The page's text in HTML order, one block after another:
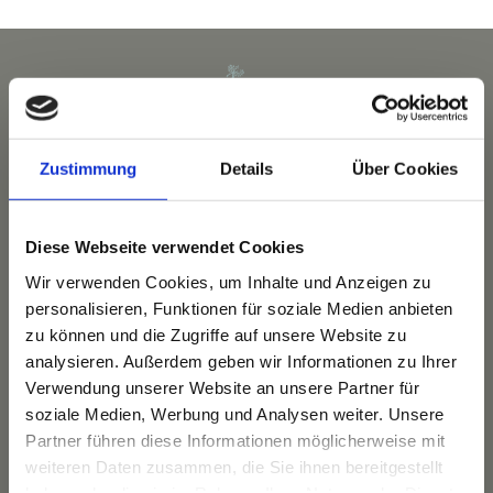
Zustimmung Details Über Cookies
Diese Webseite verwendet Cookies
Wir verwenden Cookies, um Inhalte und Anzeigen zu
personalisieren, Funktionen für soziale Medien anbieten
zu können und die Zugriffe auf unsere Website zu
analysieren. Außerdem geben wir Informationen zu Ihrer
Verwendung unserer Website an unsere Partner für
soziale Medien, Werbung und Analysen weiter. Unsere
Partner führen diese Informationen möglicherweise mit
weiteren Daten zusammen, die Sie ihnen bereitgestellt
ARRANGEMENTS
Das Hotel
Ihre Gastgeber
Unsere Tradition
Das Bauernhaus
Unser Team